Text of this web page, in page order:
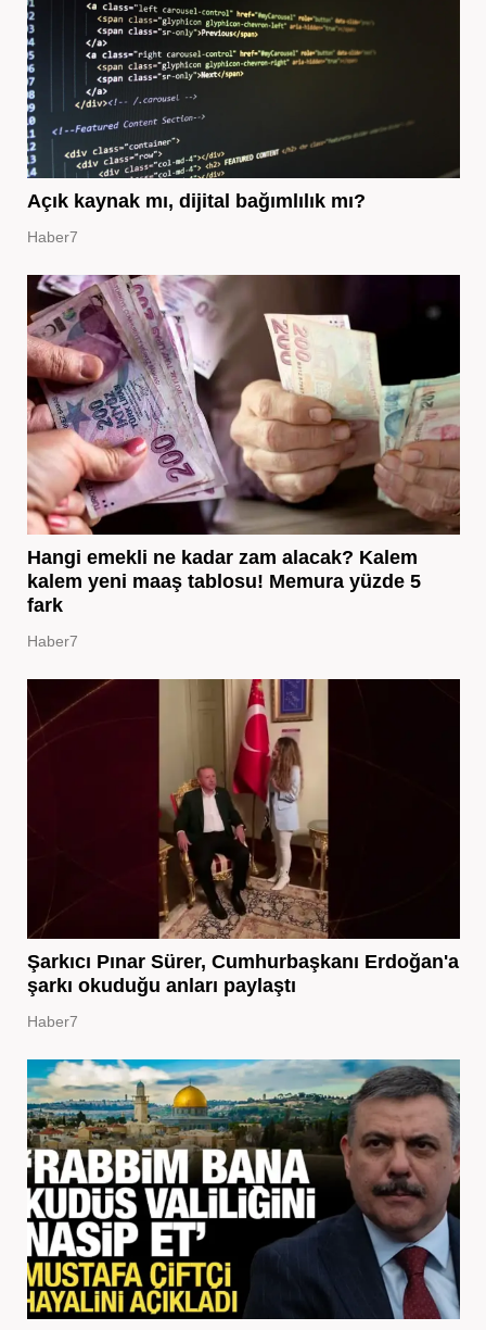
Açık kaynak mı, dijital bağımlılık mı?
Haber7
Hangi emekli ne kadar zam alacak? Kalem
kalem yeni maaş tablosu! Memura yüzde 5
fark
Haber7
Şarkıcı Pınar Sürer, Cumhurbaşkanı Erdoğan'a
şarkı okuduğu anları paylaştı
Haber7